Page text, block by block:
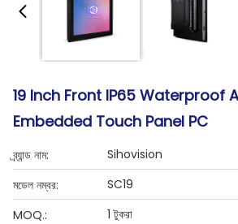
19 Inch Front IP65 Waterproof
Embedded Touch Panel PC
ব্র্যান্ড নাম:
Sihovision
মডেল নম্বর:
SC19
MOQ.:
1 টুকরা